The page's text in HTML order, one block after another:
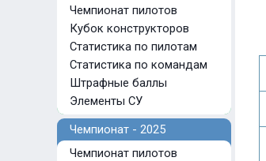
Чемпионат пилотов
Кубок конструкторов
Статистика по пилотам
Статистика по командам
Штрафные баллы
Элементы СУ
Чемпионат - 2025
Чемпионат пилотов